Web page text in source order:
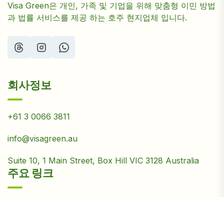
Visa Green은 개인, 가족 및 기업을 위해 맞춤형 이민 방법
과 법률 서비스를 제공 하는 호주 현지업체 입니다.
회사정보
+61 3 0066 3811
info@visagreen.au
Suite 10, 1 Main Street, Box Hill VIC 3128 Australia
주요 링크